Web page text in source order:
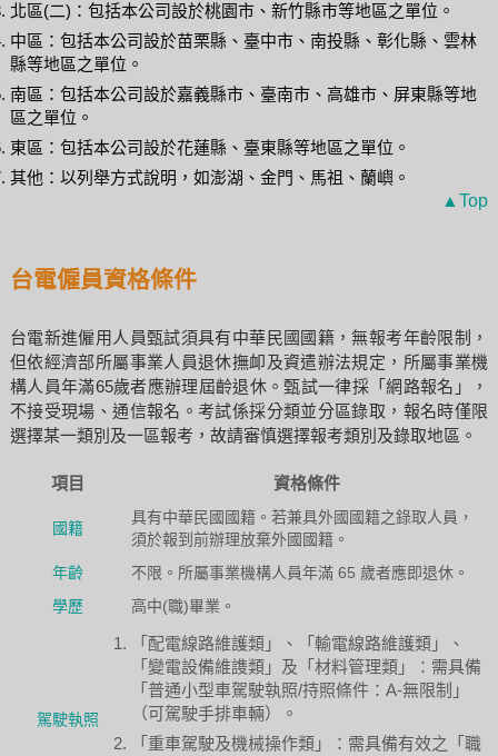
北區(二)：包括本公司設於桃園市、新竹縣市等地區之單位。
中區：包括本公司設於苗栗縣、臺中市、南投縣、彰化縣、雲林
縣等地區之單位。
南區：包括本公司設於嘉義縣市、臺南市、高雄市、屏東縣等地
區之單位。
東區：包括本公司設於花蓮縣、臺東縣等地區之單位。
其他：以列舉方式說明，如澎湖、金門、馬祖、蘭嶼。
▲Top
台電僱員資格條件
台電新進僱用人員甄試須具有中華民國國籍，無報考年齡限制，
但依經濟部所屬事業人員退休撫卹及資遣辦法規定，所屬事業機
構人員年滿65歲者應辦理屆齡退休。甄試一律採「網路報名」，
不接受現場、通信報名。考試係採分類並分區錄取，報名時僅限
選擇某一類別及一區報考，故請審慎選擇報考類別及錄取地區。
項目 資格條件
國籍
具有中華民國國籍。若兼具外國國籍之錄取人員，
須於報到前辦理放棄外國國籍。
年齡
不限。所屬事業機構人員年滿 65 歲者應即退休。
學歷
高中(職)畢業。
駕駛執照
「配電線路維護類」、「輸電線路維護類」、
「變電設備維謢類」及「材料管理類」：需具備
「普通小型車駕駛執照/持照條件：A-無限制」
（可駕駛手排車輛）。
「重車駕駛及機械操作類」：需具備有效之「職